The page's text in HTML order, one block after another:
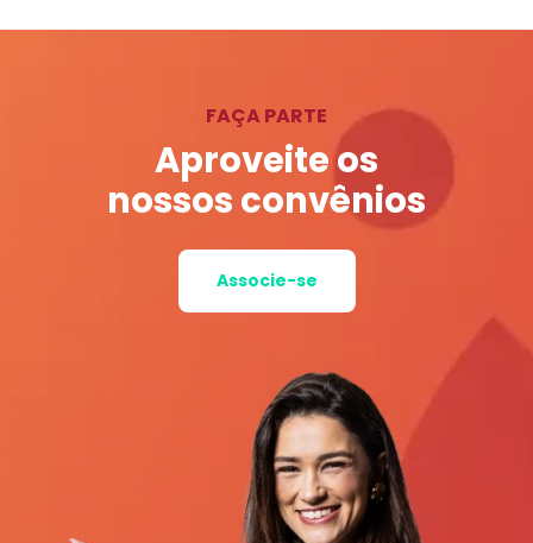
FAÇA PARTE
Aproveite os
nossos convênios
Associe-se